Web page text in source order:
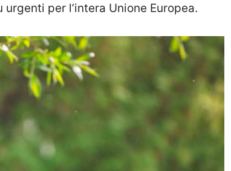
per l’intera Unione Europea.